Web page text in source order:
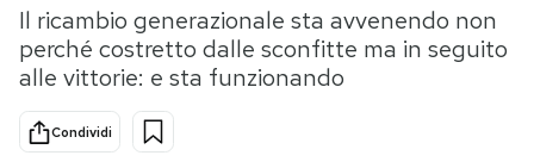
Tecnologia
Internet
Scienza
Cultura
Economia
Storie/Idee
Ok Boomer!
Media
Il ricambio generazionale sta avvenendo non
perché costretto dalle sconfitte ma in seguito
alle vittorie: e sta funzionando
Condividi